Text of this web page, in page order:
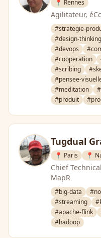
📍 Rennes
Agilitateur,
#strategie-
#design-thinking
#devops
#cooperation
#scribing
#pensee-
#meditation
#produit
Tugdual
📍 Paris 📍
Chief
MapR
#big-data
#streaming
#apache-flink
#hadoop